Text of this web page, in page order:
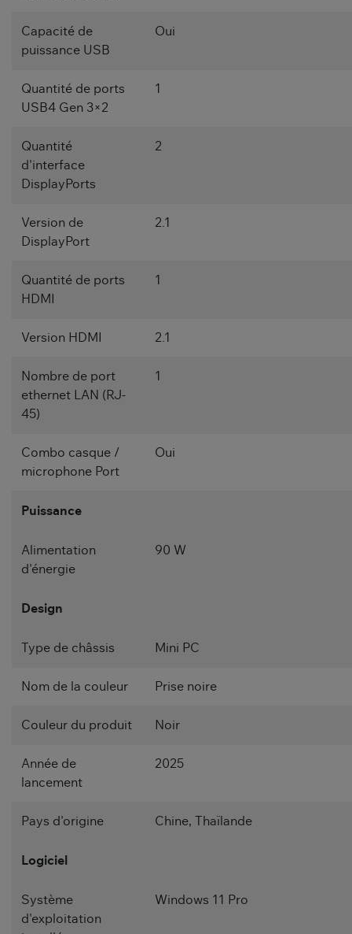
Capacité de
puissance USB
Oui
Quantité de ports
USB4 Gen 3×2
1
Quantité
d'interface
DisplayPorts
2
Version de
DisplayPort
2.1
Quantité de ports
HDMI
1
Version HDMI 2.1
Nombre de port
ethernet LAN (RJ-
45)
1
Combo casque /
microphone Port
Oui
Puissance
Alimentation
d'énergie
90 W
Design
Type de châssis Mini PC
Nom de la couleur Prise noire
Couleur du produit Noir
Année de
lancement
2025
Pays d'origine Chine, Thaïlande
Logiciel
Système
d'exploitation
Windows 11 Pro